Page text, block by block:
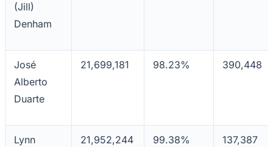
Sport
(Jill)
Denham
José
Alberto
Duarte
21,699,181 98.23% 390,448
Lynn
21,952,244 99.38% 137,387